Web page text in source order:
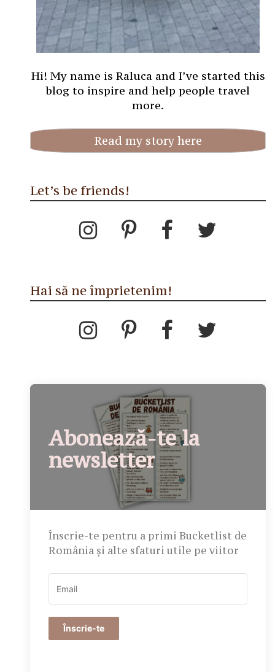
Hi! My name is Raluca and I’ve started this
blog to inspire and help people travel
more.
Read my story here
Let’s be friends!
Hai să ne împrietenim!
Abonează-te la
newsletter
Înscrie-te pentru a primi Bucketlist de
România și alte sfaturi utile pe viitor
Înscrie-te